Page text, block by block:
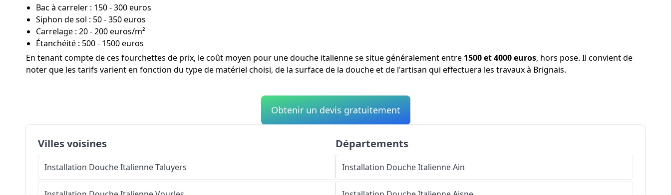
Bac à carreler : 150 - 300 euros
Siphon de sol : 50 - 350 euros
Carrelage : 20 - 200 euros/m²
Étanchéité : 500 - 1500 euros
En tenant compte de ces fourchettes de prix, le coût moyen pour une douche italienne se situe généralement entre 1500 et 4000 euros, hors pose. Il convient de
noter que les tarifs varient en fonction du type de matériel choisi, de la surface de la douche et de l'artisan qui effectuera les travaux à Brignais.
Obtenir un devis gratuitement
Villes voisines
Installation Douche ItalienneTaluyers
Départements
Installation Douche ItalienneAin